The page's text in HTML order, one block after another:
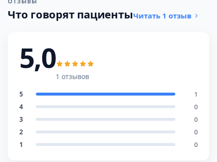
Что говорят пациентыЧитать 1 отзыв
5,0
1 отзывов
5
1
4
0
3
0
2
0
1
0